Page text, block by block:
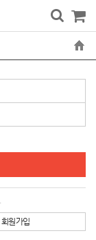
회원가입